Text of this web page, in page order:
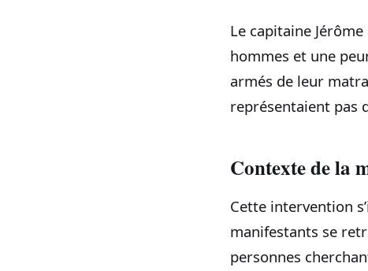
Le capitaine
hommes et une
armés de leur
représentaient pas
Contexte de la
Cette intervention
manifestants se
personnes